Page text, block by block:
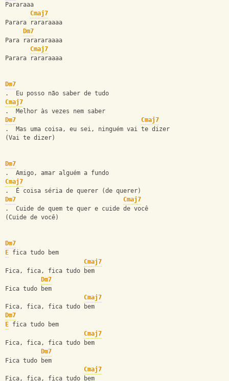
Pararaaa
Cmaj7
Parara rararaaaa
Dm7
Para rarararaaaa
Cmaj7
Parara rararaaaa
Dm7
.  Eu posso não saber de tudo
Cmaj7
.  Melhor às vezes nem saber
Dm7
Cmaj7
.  Mas uma coisa, eu sei, ninguém vai te dizer
(Vai te dizer)
Dm7
.  Amigo, amar alguém a fundo
Cmaj7
.  É coisa séria de querer (de querer)
Dm7
Cmaj7
.  Cuide de quem te quer e cuide de você
(Cuide de você)
Dm7
E fica tudo bem
Cmaj7
Fica, fica, fica tudo bem
Dm7
Fica tudo bem
Cmaj7
Fica, fica, fica tudo bem
Dm7
E fica tudo bem
Cmaj7
Fica, fica, fica tudo bem
Dm7
Fica tudo bem
Cmaj7
Fica, fica, fica tudo bem